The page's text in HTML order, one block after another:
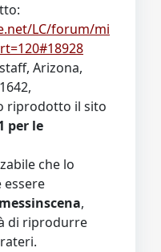
LC/forum/mi
Arizona,
riprodotto il sito
per le
che lo
essere
,
di riprodurre